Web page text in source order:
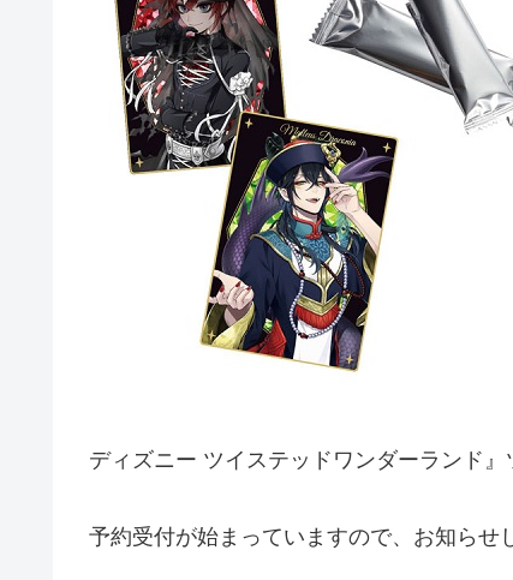
ディズニー ツイステッドワンダーランド』
予約受付が始まっていますので、お知らせ